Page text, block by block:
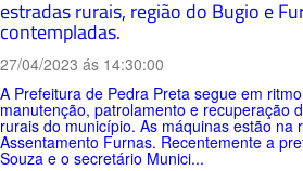
estradas rurais, região do Bugio e
contempladas.
27/04/2023 ás 14:30:00
A Prefeitura de Pedra Preta segue em
manutenção, patrolamento e recuperação
rurais do município. As máquinas estão na
Assentamento Furnas. Recentemente a
Souza e o secretário Munici...